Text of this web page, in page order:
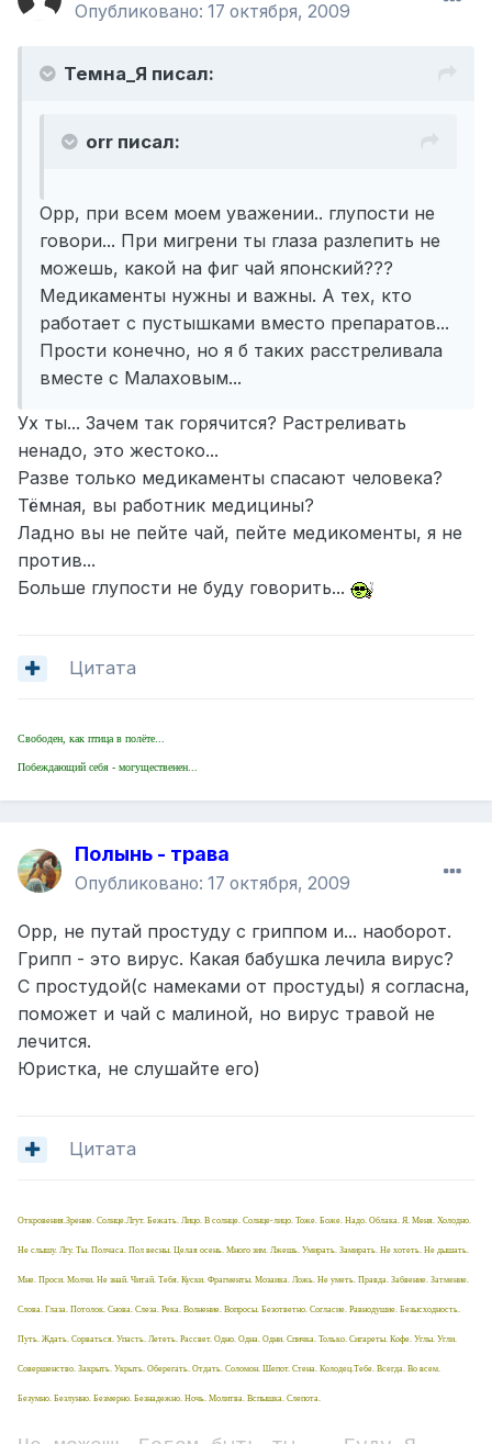
Опубликовано: 17 октября, 2009
Темна_Я писал:
orr писал:
Орр, при всем моем уважении.. глупости не
говори... При мигрени ты глаза разлепить не
можешь, какой на фиг чай японский???
Медикаменты нужны и важны. А тех, кто
работает с пустышками вместо препаратов...
Прости конечно, но я б таких расстреливала
вместе с Малаховым...
Ух ты... Зачем так горячится? Растреливать
ненадо, это жестоко...
Разве только медикаменты спасают человека?
Тёмная, вы работник медицины?
Ладно вы не пейте чай, пейте медикоменты, я не
против...
Больше глупости не буду говорить...
Цитата
Свободен, как птица в полёте...
Побеждающий себя - могущественен...
Полынь - трава
Опубликовано: 17 октября, 2009
Орр, не путай простуду с гриппом и... наоборот.
Грипп - это вирус. Какая бабушка лечила вирус?
С простудой(с намеками от простуды) я согласна,
поможет и чай с малиной, но вирус травой не
лечится.
Юристка, не слушайте его)
Цитата
Откровения.Зрение. Солнце.Лгут. Бежать. Лицо. В солнце. Солнце-лицо. Тоже. Боже. Надо. Облака. Я. Меня. Холодно.
Не слышу. Лгу. Ты. Полчаса. Пол весны. Целая осень. Много зим. Лжешь. Умирать. Замирать. Не хотеть. Не дышать.
Мне. Проси. Молчи. Не знай. Читай. Тебя. Куски. Фрагменты. Мозаика. Ложь. Не уметь. Правда. Забвение. Затмение.
Слова. Глаза. Потолок. Снова. Слеза. Река. Волнение. Вопросы. Безответно. Согласие. Равнодушие. Безысходность.
Путь. Ждать. Сорваться. Упасть. Лететь. Рассвет. Одно. Одна. Одни. Спичка. Только. Сигареты. Кофе. Углы. Угли.
Совершенство. Закрыть. Укрыть. Оберегать. Отдать. Соломон. Шепот. Стена. Колодец.Тебе. Всегда. Во всем.
Безумно. Безлунно. Безмерно. Безнадежно. Ночь. Молитва. Вспышка. Слепота.